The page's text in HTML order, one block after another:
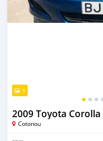
9
2009 Toyota Corolla
Cotonou